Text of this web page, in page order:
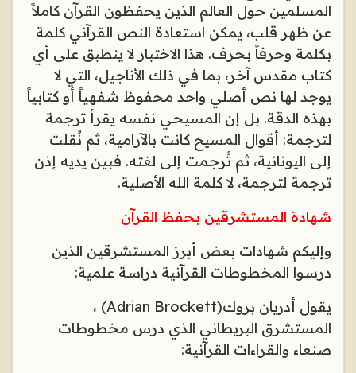
المسلمين حول العالم الذين يحفظون القرآن كاملاً
عن ظهر قلب، يمكن استعادة النص القرآني كلمة
بكلمة وحرفاً بحرف. هذا الاختبار لا ينطبق على أي
كتاب مقدس آخر، بما في ذلك الأناجيل، التي لا
يوجد لها نص أصلي واحد محفوظ شفهياً أو كتابياً
بهذه الدقة. بل إن المسيحي نفسه يقرأ ترجمة
لترجمة: أقوال المسيح كانت بالآرامية، ثم نُقلت
إلى اليونانية، ثم تُرجمت إلى لغته. فبين يديه إذن
ترجمة لترجمة، لا كلمة الله الأصلية.
شهادة المستشرقين بحفظ القرآن
وإليكم شهادات بعض أبرز المستشرقين الذين
درسوا المخطوطات القرآنية دراسة علمية:
يقول أدريان بروك(Adrian Brockett) ،
المستشرق البريطاني الذي درس مخطوطات
صنعاء والقراءات القرآنية: